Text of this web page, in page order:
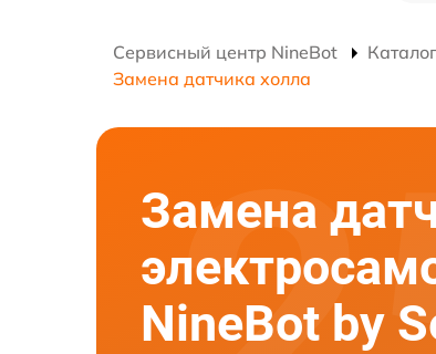
Сервисный центр NineBot
Замена датчика холла
Замена
NineBot by